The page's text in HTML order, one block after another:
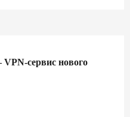
сервис нового